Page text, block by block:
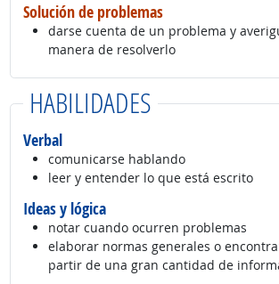
Solución de problemas
darse cuenta de un problema y
manera de resolverlo
HABILIDADES
Verbal
comunicarse hablando
leer y entender lo que está escrito
Ideas y lógica
notar cuando ocurren problemas
elaborar normas generales o
partir de una gran cantidad de